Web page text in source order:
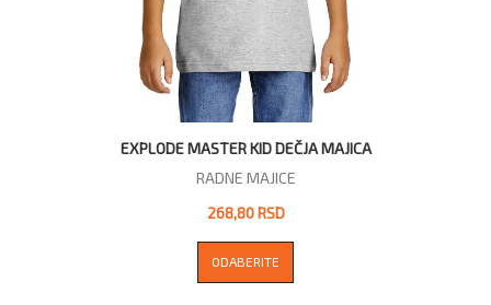
EXPLODE MASTER KID DEČJA MAJICA
RADNE MAJICE
268,80 RSD
ODABERITE